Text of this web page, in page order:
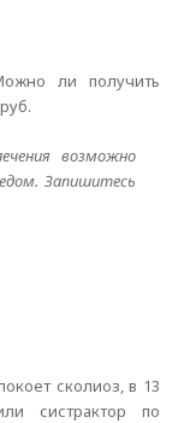
ли получить
возможно
Запишитесь
сколиоз, в 13
систрактор по